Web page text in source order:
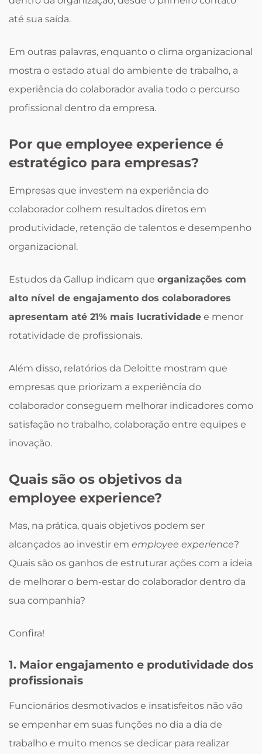
até sua saída.
Em outras palavras, enquanto o clima organizacional
mostra o estado atual do ambiente de trabalho, a
experiência do colaborador avalia todo o percurso
profissional dentro da empresa.
Por que employee experience é
estratégico para empresas?
Empresas que investem na experiência do
colaborador colhem resultados diretos em
produtividade, retenção de talentos e desempenho
organizacional.
Estudos da Gallup indicam que organizações com
alto nível de engajamento dos colaboradores
apresentam até 21% mais lucratividade e menor
rotatividade de profissionais.
Além disso, relatórios da Deloitte mostram que
empresas que priorizam a experiência do
colaborador conseguem melhorar indicadores como
satisfação no trabalho, colaboração entre equipes e
inovação.
Quais são os objetivos da
employee experience?
Mas, na prática, quais objetivos podem ser
alcançados ao investir em employee experience?
Quais são os ganhos de estruturar ações com a ideia
de melhorar o bem-estar do colaborador dentro da
sua companhia?
Confira!
1. Maior engajamento e produtividade dos
profissionais
Funcionários desmotivados e insatisfeitos não vão
se empenhar em suas funções no dia a dia de
trabalho e muito menos se dedicar para realizar